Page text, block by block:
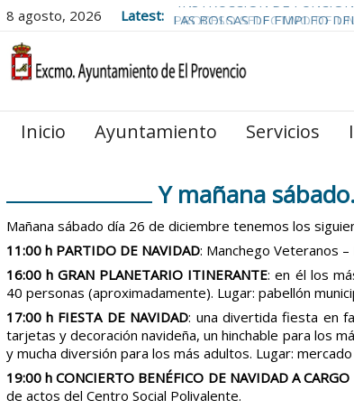
8 agosto, 2026 Latest: PROCESO SELECTIVO DE
CAMPUS DE VERANO 2026.
Inicio Ayuntamiento Servicios
Y mañana
Mañana sábado día 26 de diciembre tenemos los
11:00 h PARTIDO DE NAVIDAD: Manchego Veteranos –
16:00 h GRAN PLANETARIO ITINERANTE: en él los
40 personas (aproximadamente). Lugar: pabellón
17:00 h FIESTA DE NAVIDAD: una divertida fiesta en
tarjetas y decoración navideña, un hinchable para los
y mucha diversión para los más adultos. Lugar: mercado
19:00 h CONCIERTO BENÉFICO DE NAVIDAD A
de actos del Centro Social Polivalente.